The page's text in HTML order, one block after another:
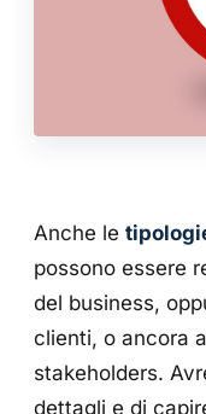
Anche le
possono essere
del business,
clienti, o ancora
stakeholders.
dettagli e di